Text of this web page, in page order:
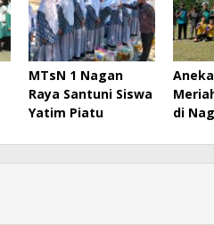
MTsN 1 Nagan
Raya Santuni Siswa
Yatim Piatu
di